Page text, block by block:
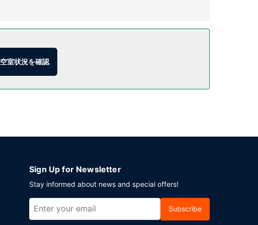
空室状況を確認
Sign Up for Newsletter
Stay informed about news and special offers!
Subscribe